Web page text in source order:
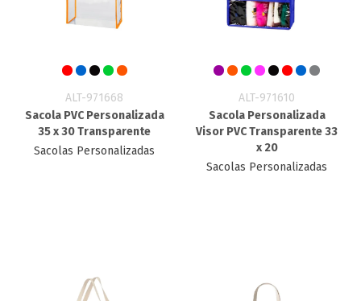
ALT-971668
Sacola PVC Personalizada
35 x 30 Transparente
Sacolas Personalizadas
ALT-971610
Sacola Personalizada
Visor PVC Transparente 33
x 20
Sacolas Personalizadas